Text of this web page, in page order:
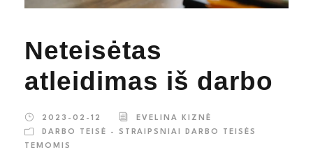
Neteisėtas
atleidimas iš darbo
2023-02-12
EVELINA KIZNĖ
DARBO TEISĖ - STRAIPSNIAI DARBO TEISĖS
TEMOMIS